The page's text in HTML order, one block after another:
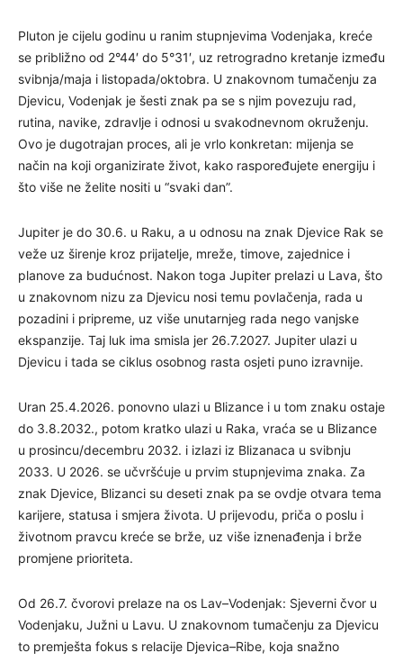
Pluton je cijelu godinu u ranim stupnjevima Vodenjaka, kreće
se približno od 2°44′ do 5°31′, uz retrogradno kretanje između
svibnja/maja i listopada/oktobra. U znakovnom tumačenju za
Djevicu, Vodenjak je šesti znak pa se s njim povezuju rad,
rutina, navike, zdravlje i odnosi u svakodnevnom okruženju.
Ovo je dugotrajan proces, ali je vrlo konkretan: mijenja se
način na koji organizirate život, kako raspoređujete energiju i
što više ne želite nositi u “svaki dan”.
Jupiter je do 30.6. u Raku, a u odnosu na znak Djevice Rak se
veže uz širenje kroz prijatelje, mreže, timove, zajednice i
planove za budućnost. Nakon toga Jupiter prelazi u Lava, što
u znakovnom nizu za Djevicu nosi temu povlačenja, rada u
pozadini i pripreme, uz više unutarnjeg rada nego vanjske
ekspanzije. Taj luk ima smisla jer 26.7.2027. Jupiter ulazi u
Djevicu i tada se ciklus osobnog rasta osjeti puno izravnije.
Uran 25.4.2026. ponovno ulazi u Blizance i u tom znaku ostaje
do 3.8.2032., potom kratko ulazi u Raka, vraća se u Blizance
u prosincu/decembru 2032. i izlazi iz Blizanaca u svibnju
2033. U 2026. se učvršćuje u prvim stupnjevima znaka. Za
znak Djevice, Blizanci su deseti znak pa se ovdje otvara tema
karijere, statusa i smjera života. U prijevodu, priča o poslu i
životnom pravcu kreće se brže, uz više iznenađenja i brže
promjene prioriteta.
Od 26.7. čvorovi prelaze na os Lav–Vodenjak: Sjeverni čvor u
Vodenjaku, Južni u Lavu. U znakovnom tumačenju za Djevicu
to premješta fokus s relacije Djevica–Ribe, koja snažno